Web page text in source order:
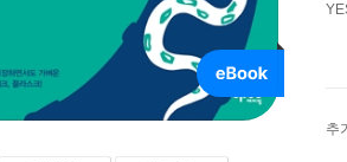
추